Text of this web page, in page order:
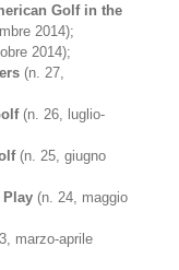
Golf in the
2014);
2014);
(n. 27,
(n. 26, luglio-
(n. 25, giugno
Play (n. 24, maggio
marzo-aprile